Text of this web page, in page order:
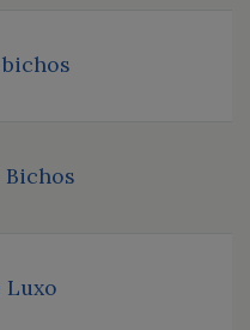
Bichos
Luxo